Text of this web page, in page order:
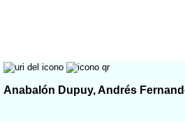
Anabalón Dupuy, Andrés